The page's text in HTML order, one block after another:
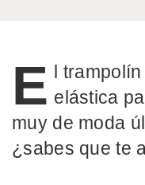
E l
elástica
muy de moda
¿sabes que te